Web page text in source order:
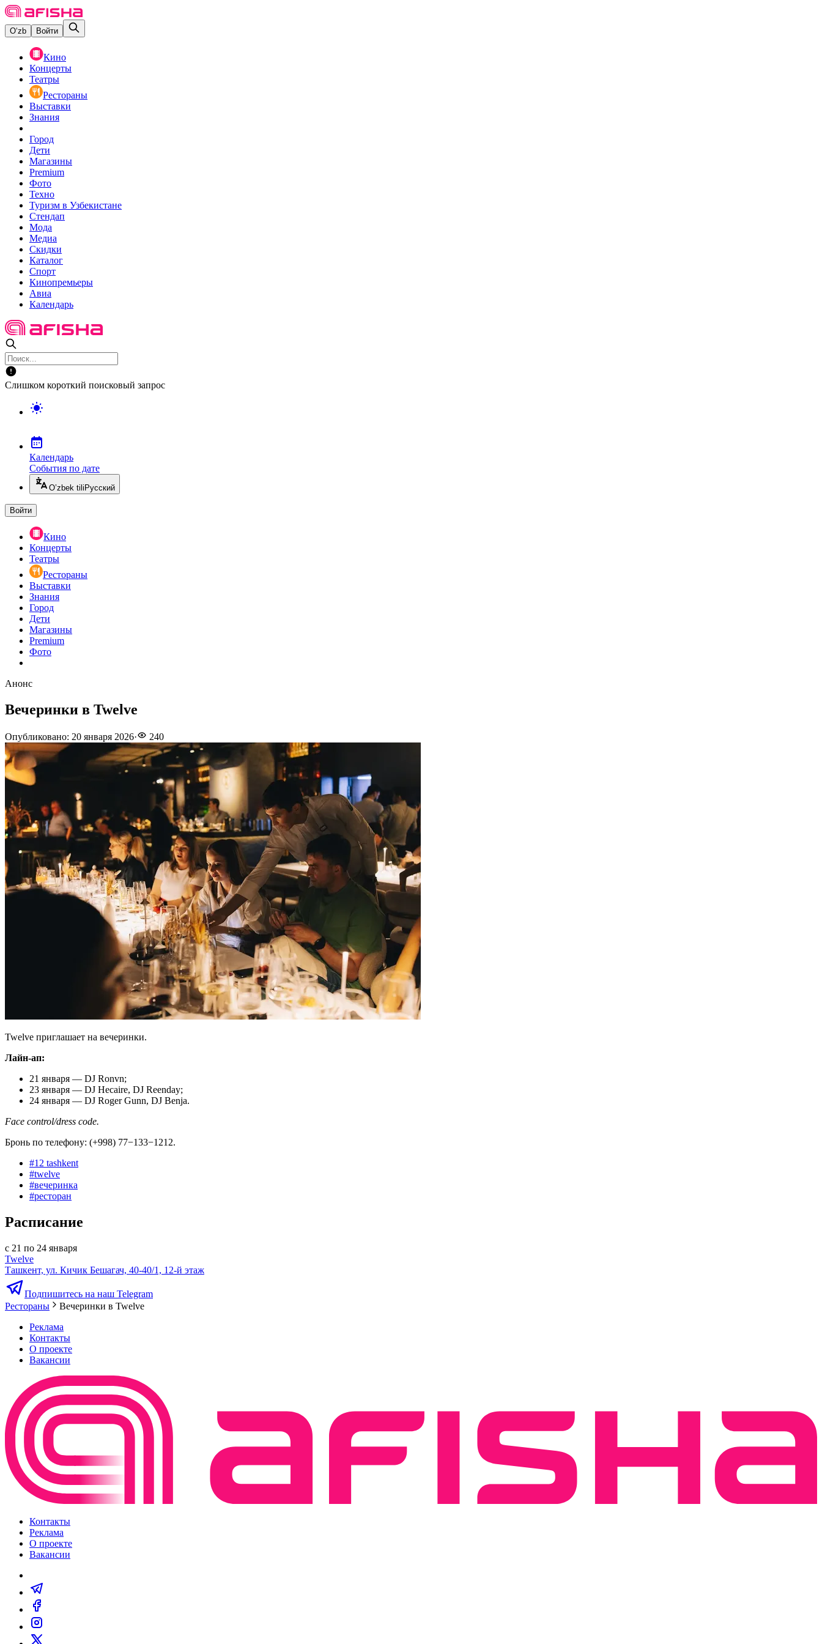
O‘zb Войти
Кино
Концерты
Театры
Рестораны
Выставки
Знания
Город
Дети
Магазины
Premium
Фото
Техно
Туризм в Узбекистане
Стендап
Мода
Медиа
Скидки
Каталог
Спорт
Кинопремьеры
Авиа
Календарь
Слишком короткий поисковый запрос
Календарь
События по дате
O’zbek tili Русский
Войти
Кино
Концерты
Театры
Рестораны
Выставки
Знания
Город
Дети
Магазины
Premium
Фото
Анонс
Вечеринки в Twelve
Опубликовано: 20 января 2026· 240
Twelve приглашает на вечеринки.
Лайн-ап:
21 января — DJ Ronvn;
23 января — DJ Hecaire, DJ Reenday;
24 января — DJ Roger Gunn, DJ Benja.
Face control/dress code.
Бронь по телефону: (+998) 77−133−1212.
#12 tashkent
#twelve
#вечеринка
#ресторан
Расписание
с 21 по 24 января
Twelve
Ташкент, ул. Кичик Бешагач, 40-40/1, 12-й этаж
Подпишитесь на наш Telegram
Рестораны
Вечеринки в Twelve
Реклама
Контакты
О проекте
Вакансии
Контакты
Реклама
О проекте
Вакансии